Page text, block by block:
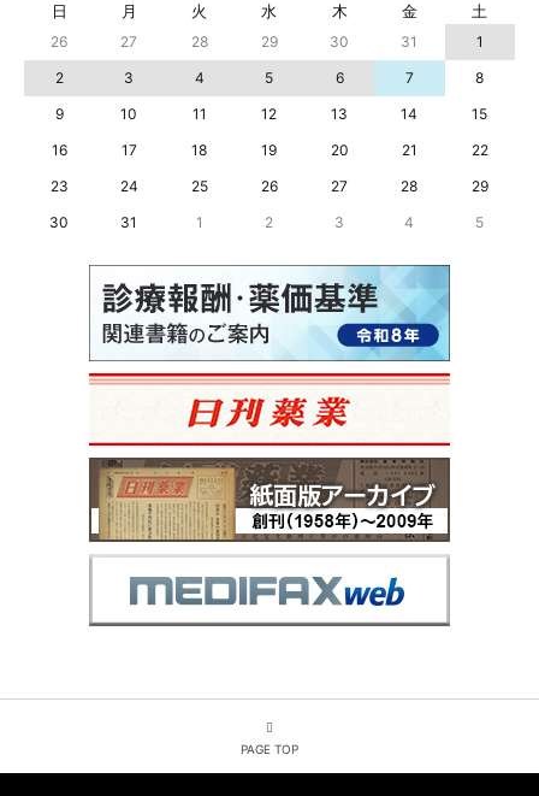
日 月 火 水 木 金 土
26 27 28 29 30 31
1
2
3 4 5 6 7
8
9
10 11 12 13 14
15
16
17 18 19 20 21
22
23
24 25 26 27 28
29
30
31 1 2 3 4 5
PAGE TOP